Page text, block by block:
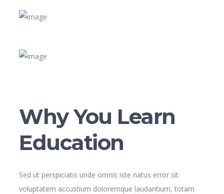
Why You Learn
Education
Sed ut perspiciatis unde omnis iste natus error sit
voluptatem accustium doloremque laudantium, totam